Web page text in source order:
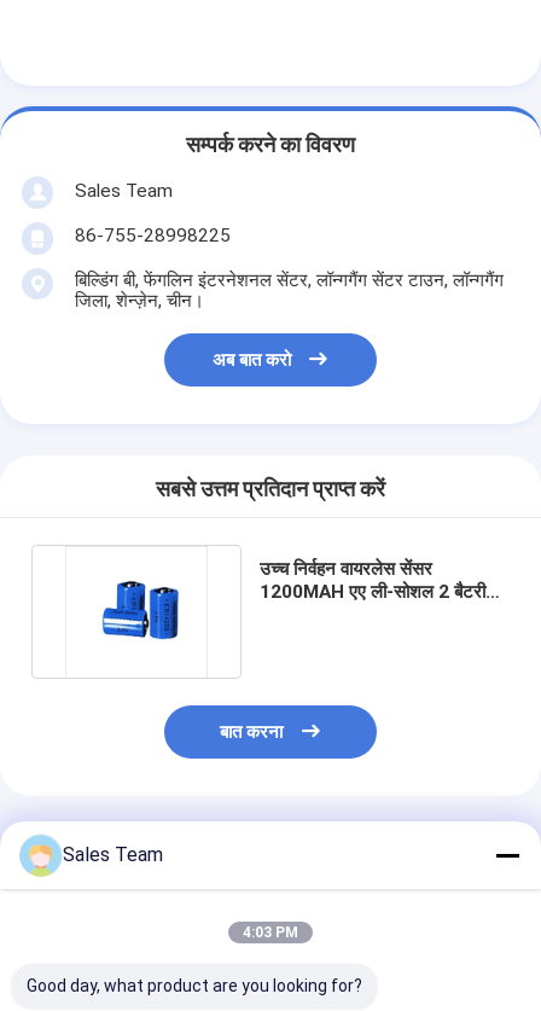
सम्पर्क करने का विवरण
Sales Team
86-755-28998225
बिल्डिंग बी, फेंगलिन इंटरनेशनल सेंटर, लॉन्गगैंग सेंटर टाउन, लॉन्गगैंग
जिला, शेन्ज़ेन, चीन।
अब बात करो
सबसे उत्तम प्रतिदान प्राप्त करें
उच्च निर्वहन वायरलेस सेंसर
1200MAH एए ली-सोशल 2 बैटरी
बात करना
अनुशंसित उत्पाद
Sales Team
4:03 PM
Good day, what product are you looking for?